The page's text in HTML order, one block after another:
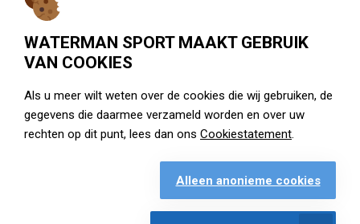
WATERMAN SPORT MAAKT GEBRUIK
VAN COOKIES
Als u meer wilt weten over de cookies die wij gebruiken, de
gegevens die daarmee verzameld worden en over uw
rechten op dit punt, lees dan ons Cookiestatement
Alleen anonieme cookies
Treubweg 15-17, 1112 BA Diemen
020 - 6901044
Openingstijden
zie watermansport.nl